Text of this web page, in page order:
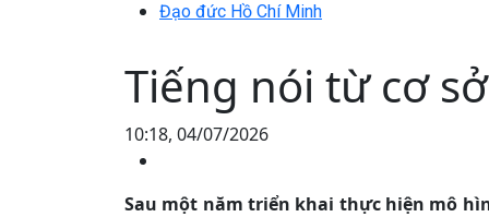
Đạo đức Hồ Chí Minh
Tiếng nói từ cơ sở
10:18, 04/07/2026
Sau một năm triển khai thực hiện mô